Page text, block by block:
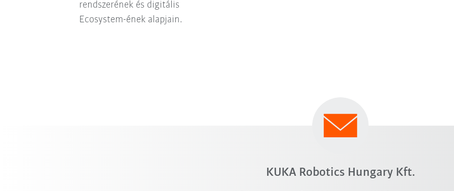
rendszerének és digitális
Ecosystem-ének alapjain.
KUKA Robotics Hungary Kft.